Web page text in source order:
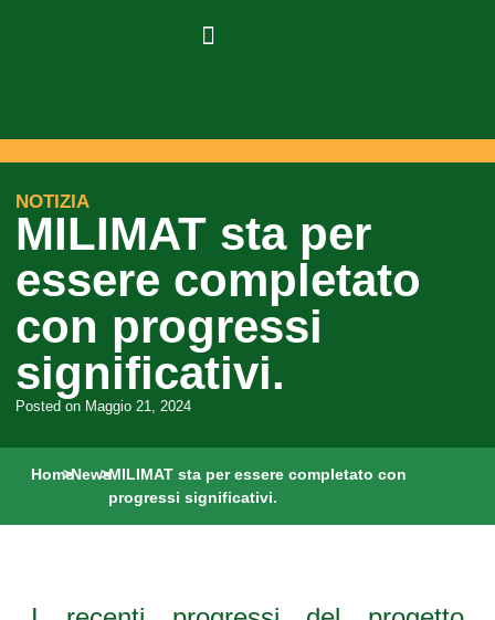
Home
>News
>MILIMAT sta per essere completato con
progressi significativi.
NOTIZIA
MILIMAT sta per
essere completato
con progressi
significativi.
Posted on Maggio 21, 2024